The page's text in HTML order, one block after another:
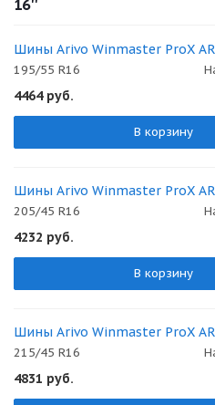
16''
Шины Arivo Winmaster ProX
195/55 R16
4464руб.
В корзину
Шины Arivo Winmaster ProX
205/45 R16
4232 руб.
В корзину
Шины Arivo Winmaster ProX
215/45 R16
4831 руб.